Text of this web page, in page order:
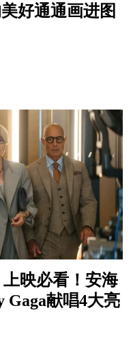
好通通画进图
上映必看！安海
Gaga献唱4大亮